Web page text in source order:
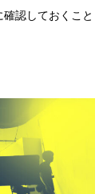
認しておくこと